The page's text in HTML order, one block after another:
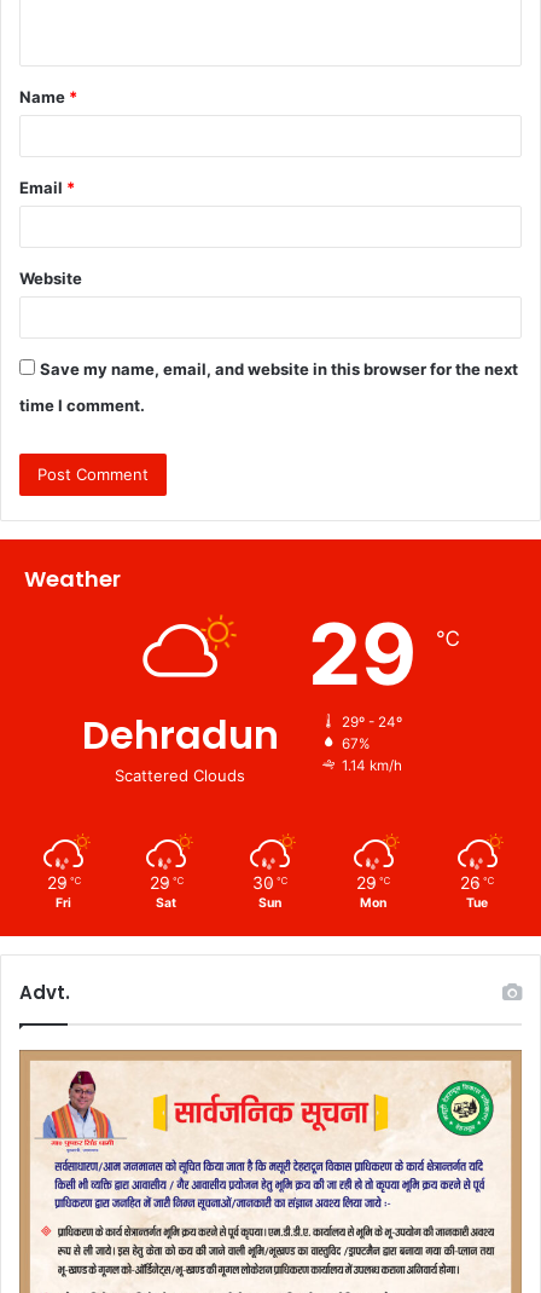
t
*
Name *
Email *
Website
Save my name, email, and website in this browser for the next
time I comment.
Weather
Dehradun
Scattered Clouds
29 ℃
29º - 24º
67%
1.14 km/h
29 ℃
Fri
29 ℃
Sat
30 ℃
Sun
29 ℃
Mon
26 ℃
Tue
Advt.